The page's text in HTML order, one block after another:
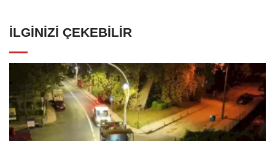
İLGINIZI ÇEKEBILIR